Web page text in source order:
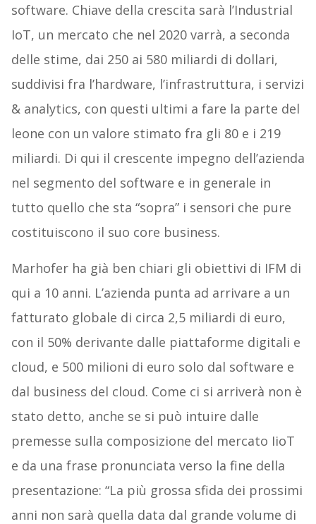
software. Chiave della crescita sarà l’Industrial
IoT, un mercato che nel 2020 varrà, a seconda
delle stime, dai 250 ai 580 miliardi di dollari,
suddivisi fra l’hardware, l’infrastruttura, i servizi
& analytics, con questi ultimi a fare la parte del
leone con un valore stimato fra gli 80 e i 219
miliardi. Di qui il crescente impegno dell’azienda
nel segmento del software e in generale in
tutto quello che sta “sopra” i sensori che pure
costituiscono il suo core business.
Marhofer ha già ben chiari gli obiettivi di IFM di
qui a 10 anni. L’azienda punta ad arrivare a un
fatturato globale di circa 2,5 miliardi di euro,
con il 50% derivante dalle piattaforme digitali e
cloud, e 500 milioni di euro solo dal software e
dal business del cloud. Come ci si arriverà non è
stato detto, anche se si può intuire dalle
premesse sulla composizione del mercato IioT
e da una frase pronunciata verso la fine della
presentazione: “La più grossa sfida dei prossimi
anni non sarà quella data dal grande volume di